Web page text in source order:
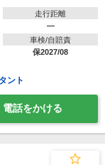
走行距離
―
車検/自賠責
保2027/08
ント
電話をかける